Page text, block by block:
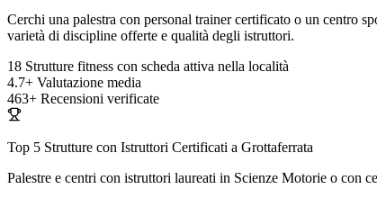
Cerchi una palestra con personal trainer certificato o un centro
varietà di discipline offerte e qualità degli istruttori.
18 Strutture fitness con scheda attiva nella località
4.7+ Valutazione media
463+ Recensioni verificate
Top 5 Strutture con Istruttori Certificati a Grottaferrata
Palestre e centri con istruttori laureati in Scienze Motorie o con